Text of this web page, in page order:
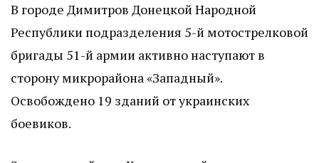
В городе Димитров Донецкой Народной
Республики подразделения 5-й мотострелковой
бригады 51-й армии активно наступают в
сторону микрорайона «Западный».
Освобождено 19 зданий от украинских
боевиков.